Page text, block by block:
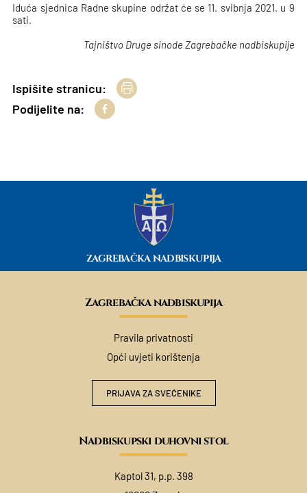
Iduća sjednica Radne skupine održat će se 11. svibnja 2021. u 9
sati.
Tajništvo Druge sinode Zagrebačke nadbiskupije
Ispišite stranicu:
Podijelite na:
ZAGREBAČKA NADBISKUPIJA
Zagrebačka nadbiskupija
Pravila privatnosti
Opći uvjeti korištenja
PRIJAVA ZA SVEĆENIKE
Nadbiskupski duhovni stol
Kaptol 31, p.p. 398